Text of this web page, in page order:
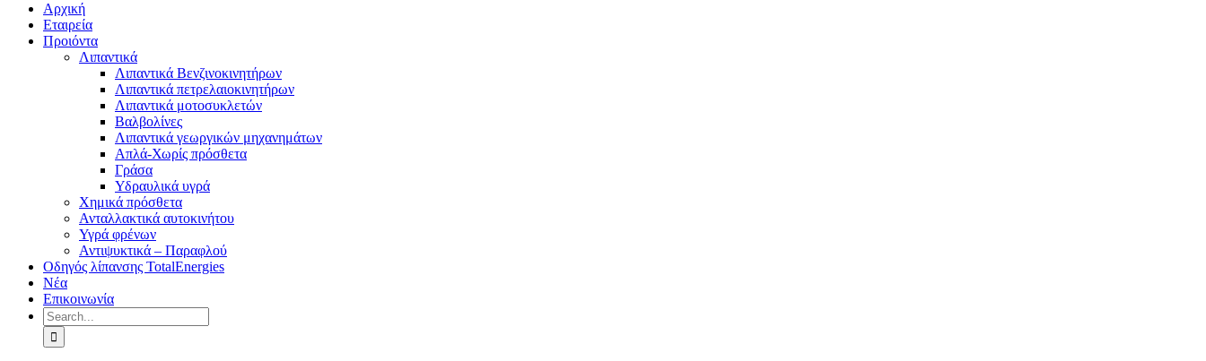
Αρχική
Εταιρεία
Προιόντα
Λιπαντικά
Λιπαντικά Βενζινοκινητήρων
Λιπαντικά πετρελαιοκινητήρων
Λιπαντικά μοτοσυκλετών
Βαλβολίνες
Λιπαντικά γεωργικών μηχανημάτων
Απλά-Χωρίς πρόσθετα
Γράσα
Υδραυλικά υγρά
Χημικά πρόσθετα
Ανταλλακτικά αυτοκινήτου
Υγρά φρένων
Αντιψυκτικά – Παραφλού
Οδηγός λίπανσης TotalEnergies
Νέα
Επικοινωνία
Search
for: